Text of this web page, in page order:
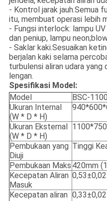
- Kontrol jarak jauh.Semua
itu, membuat operasi lebih
- Fungsi interlock: lampu
dan peniup, lampu
- Saklar kaki.Sesuaikan
berjalan kaki selama
turbulensi aliran udara yang
lengan.
Spesifikasi Model:
Model
BSC-
Ukuran Internal
(W * D * H)
Ukuran Eksternal
(W * D * H)
Pembukaan yang
Diuji
Tinggi
Pembukaan Maks 420mm
Kecepatan Aliran
Masuk
Kecepatan aliran